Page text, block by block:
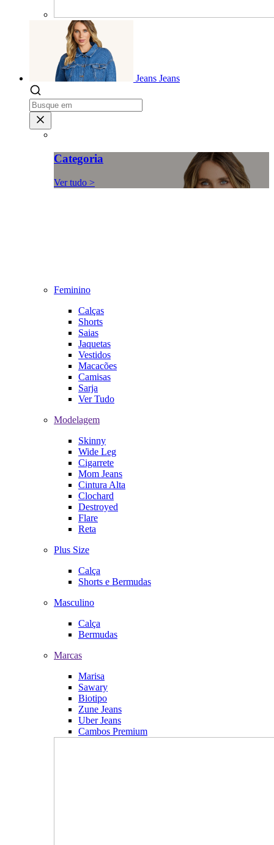
Jeans Jeans
Categoria
Ver tudo >
Feminino
Calças
Shorts
Saias
Jaquetas
Vestidos
Macacões
Camisas
Sarja
Ver Tudo
Modelagem
Skinny
Wide Leg
Cigarrete
Mom Jeans
Cintura Alta
Clochard
Destroyed
Flare
Reta
Plus Size
Calça
Shorts e Bermudas
Masculino
Calça
Bermudas
Marcas
Marisa
Sawary
Biotipo
Zune Jeans
Uber Jeans
Cambos Premium